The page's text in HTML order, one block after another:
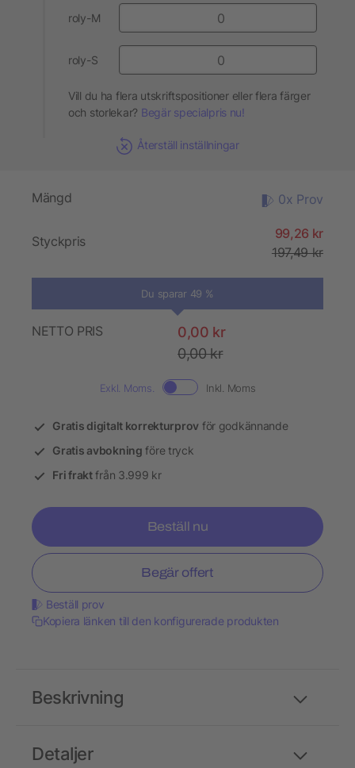
roly-M
roly-S
Vill du ha flera utskriftspositioner eller flera färger
och storlekar? Begär specialpris nu!
Återställ inställningar
Mängd 0x Prov
Styckpris
99,26 kr
197,49 kr
Du sparar 49 %
NETTO PRIS
0,00 kr
0,00 kr
Exkl. Moms. Inkl. Moms
Gratis digitalt korrekturprov för godkännande
Gratis avbokning före tryck
Fri fraktfrån 3.999 kr
Beställ nu
Begär offert
Beställ prov
Kopiera länken till den konfigurerade produkten
Detaljer
Beskrivning